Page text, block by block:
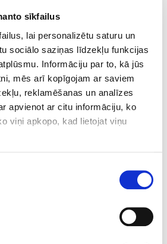
sīkfailus
lai personalizētu saturu un
sociālo saziņas līdzekļu funkcijas
Informāciju par to, kā jūs
mēs arī kopīgojam ar saviem
reklamēšanas un analīzes
apvienot ar citu informāciju, ko
viņi apkopo, kad lietojat viņu
Fuchsová, EURid's Industry
helping them build a strong
knowledge that will shape their
2023 spans across
the Czech Republic, and Belgium.
forward to collaborating with
over the coming weeks.
are ready for the coding